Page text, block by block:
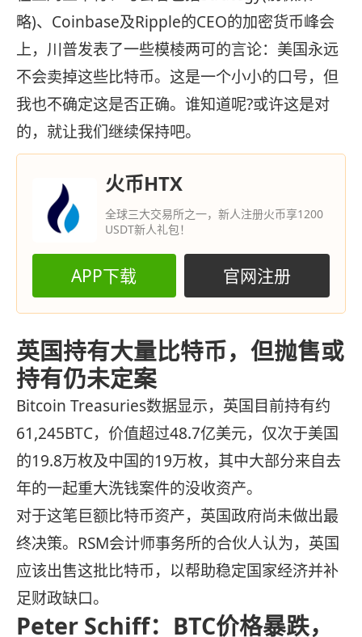
略)、Coinbase及Ripple的CEO的加密货币峰会
上，川普发表了一些模棱两可的言论：美国永远
不会卖掉这些比特币。这是一个小小的口号，但
我也不确定这是否正确。谁知道呢?或许这是对
的，就让我们继续保持吧。
火币HTX
全球三大交易所之一，新人注册火币享1200
USDT新人礼包！
APP下载 官网注册
英国持有大量比特币，但抛售或
持有仍未定案
Bitcoin Treasuries数据显示，英国目前持有约
61,245BTC，价值超过48.7亿美元，仅次于美国
的19.8万枚及中国的19万枚，其中大部分来自去
年的一起重大洗钱案件的没收资产。
对于这笔巨额比特币资产，英国政府尚未做出最
终决策。RSM会计师事务所的合伙人认为，英国
应该出售这批比特币，以帮助稳定国家经济并补
足财政缺口。
Peter Schiff：BTC价格暴跌，